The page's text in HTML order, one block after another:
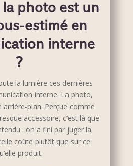
photo est un
estimé en
interne
?
la lumière ces dernières
interne. La photo,
arrière-plan. Perçue comme
accessoire, c’est là que
: on a fini par juger la
coûte plutôt que sur ce
produit.